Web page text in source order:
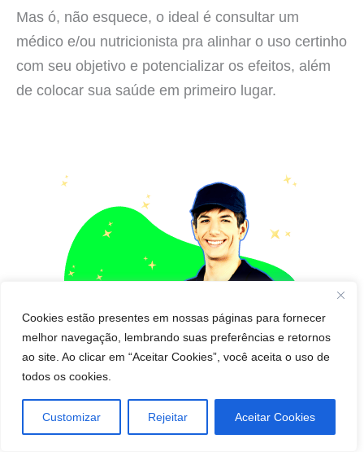
Cookies estão presentes em nossas páginas para fornecer
melhor navegação, lembrando suas preferências e retornos
ao site. Ao clicar em “Aceitar Cookies”, você aceita o uso de
todos os cookies.
Customizar Rejeitar Aceitar Cookies
Mas ó, não esquece, o ideal é consultar um
médico e/ou nutricionista pra alinhar o uso certinho
com seu objetivo e potencializar os efeitos, além
de colocar sua saúde em primeiro lugar.